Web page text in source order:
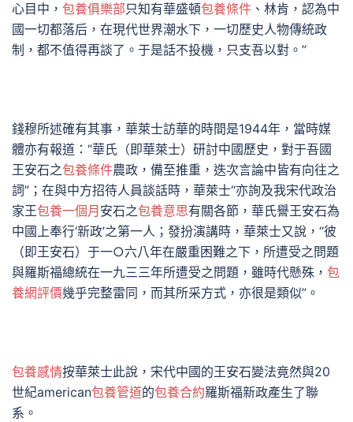
心目中， 包養俱樂部只知有華盛頓包養條件 、林肯，認為中
國一切都落后，在現代世界潮水下，一切歷史人物傳統政
制，都不值得再談了。于是話不投機，只支吾以對。”
錢穆所述確有其事，華萊士訪華的時間是1944年，當時媒
體亦有報道：“華氏（即華萊士）研討中國歷史，對于吾國
王安石之包養條件農政，備至推重，迭次言論中皆有向往之
詞”；在與中方招待人員談話時，華萊士“亦詢及我宋代政治
家王包養一個月 安石之包養意思有關各節，華氏譽王安石為
中國上奉行‘新政’之第一人；發扮演講時，華萊士又說，“彼
（即王安石）于一○六八年在嚴重困難之下，所遭受之問題
與羅斯福總統在一九三三年所遭受之問題，雖時代懸殊， 包
養網評價幾乎完整雷同，而其所采方式，亦很是類似”。
包養感情按華萊士此說，宋代中國的王安石變法竟然與20
世紀american包養管道的包養合約羅斯福新政產生了聯
系。